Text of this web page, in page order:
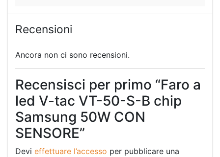
Recensioni
Ancora non ci sono recensioni.
Recensisci per primo “Faro a
led V-tac VT-50-S-B chip
Samsung 50W CON
SENSORE”
Devi effettuare l’accesso per pubblicare una